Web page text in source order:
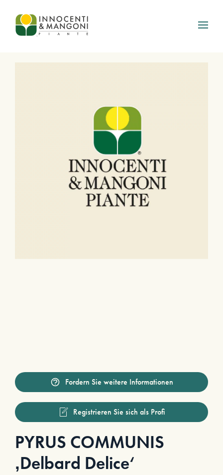
Skip to main content
Fordern Sie weitere Informationen
Registrieren Sie sich als Profi
PYRUS COMMUNIS
‚Delbard Delice‘